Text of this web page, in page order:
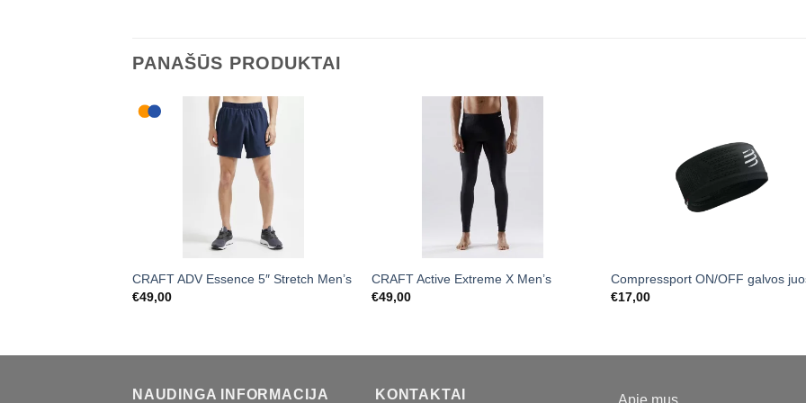
PANAŠŪS PRODUKTAI
CRAFT ADV Essence 5″ Stretch Men’s
€49,00
CRAFT Active Extreme X Men’s
€49,00
Compressport ON/OFF galvos
€17,00
NAUDINGA INFORMACIJA KONTAKTAI Apie mus